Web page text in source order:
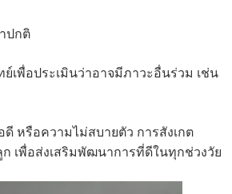
ปกติ
พื่อประเมินว่าอาจมีภาวะอื่นร่วม เช่น
หรือความไม่สบายตัว การสังเกต
เพื่อส่งเสริมพัฒนาการที่ดีในทุกช่วงวัย